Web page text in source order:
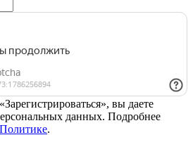
вы даете
данных. Подробнее
Политике.